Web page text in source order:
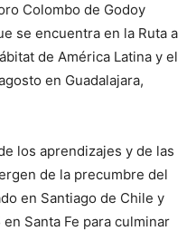
Colombo de Godoy
se encuentra en la Ruta a
de América Latina y el
en Guadalajara,
los aprendizajes y de las
de la precumbre del
en Santiago de Chile y
Santa Fe para culminar